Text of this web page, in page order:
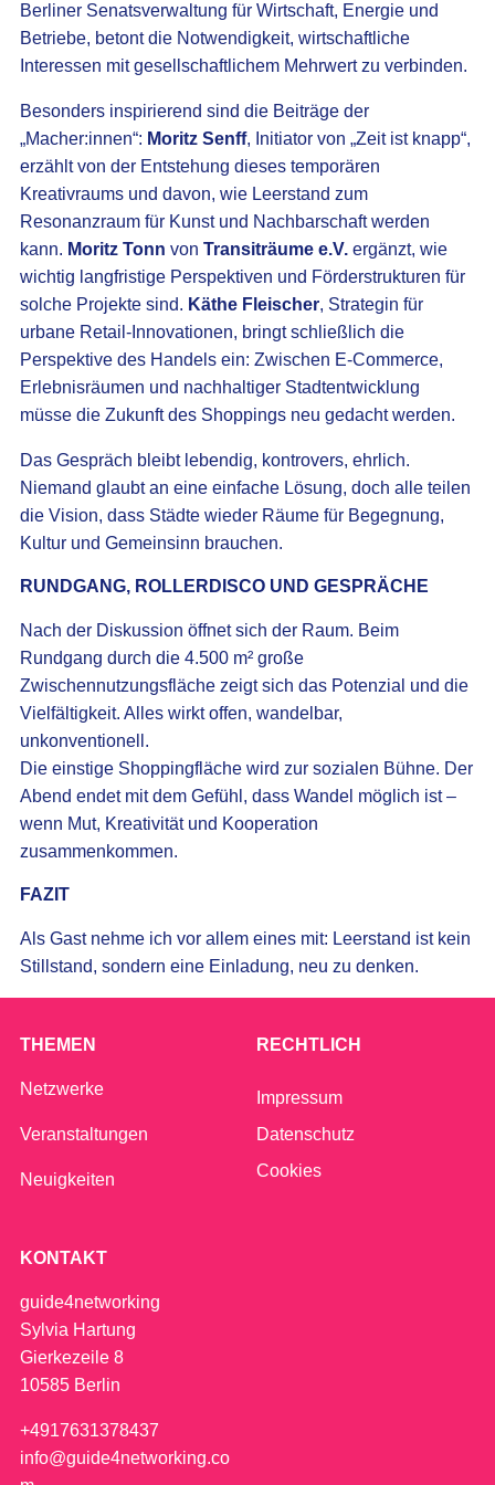
Berliner Senatsverwaltung für Wirtschaft, Energie und
Betriebe, betont die Notwendigkeit, wirtschaftliche
Interessen mit gesellschaftlichem Mehrwert zu verbinden.
Besonders inspirierend sind die Beiträge der
„Macher:innen“: Moritz Senff, Initiator von „Zeit ist knapp“,
erzählt von der Entstehung dieses temporären
Kreativraums und davon, wie Leerstand zum
Resonanzraum für Kunst und Nachbarschaft werden
kann. Moritz Tonn von Transiträume e.V.ergänzt, wie
wichtig langfristige Perspektiven und Förderstrukturen für
solche Projekte sind. Käthe Fleischer, Strategin für
urbane Retail-Innovationen, bringt schließlich die
Perspektive des Handels ein: Zwischen E-Commerce,
Erlebnisräumen und nachhaltiger Stadtentwicklung
müsse die Zukunft des Shoppings neu gedacht werden.
Das Gespräch bleibt lebendig, kontrovers, ehrlich.
Niemand glaubt an eine einfache Lösung, doch alle teilen
die Vision, dass Städte wieder Räume für Begegnung,
Kultur und Gemeinsinn brauchen.
RUNDGANG, ROLLERDISCO UND GESPRÄCHE
Nach der Diskussion öffnet sich der Raum. Beim
Rundgang durch die 4.500 m² große
Zwischennutzungsfläche zeigt sich das Potenzial und die
Vielfältigkeit. Alles wirkt offen, wandelbar,
unkonventionell.
Die einstige Shoppingfläche wird zur sozialen Bühne. Der
Abend endet mit dem Gefühl, dass Wandel möglich ist –
wenn Mut, Kreativität und Kooperation
zusammenkommen.
FAZIT
Als Gast nehme ich vor allem eines mit: Leerstand ist kein
Stillstand, sondern eine Einladung, neu zu denken.
THEMEN
Netzwerke
Veranstaltungen
Neuigkeiten
RECHTLICH
Impressum
Datenschutz
Cookies
KONTAKT
guide4networking
Sylvia Hartung
Gierkezeile 8
10585 Berlin
+4917631378437
info@guide4networking.co